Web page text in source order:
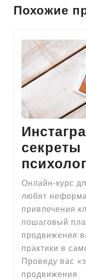
запись:
Похожие
Онлайн-курс
любят
привлечения
пошаговый
продвижения
практики в
Проведу вас
продвижения